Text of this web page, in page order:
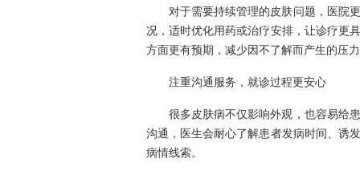
对于需要持续管理的皮肤问题，医院
况，适时优化用药或治疗安排，让诊疗更
方面更有预期，减少因不了解而产生的压
注重沟通服务，就诊过程更安心
很多皮肤病不仅影响外观，也容易给
沟通，医生会耐心了解患者发病时间、诱
病情线索。